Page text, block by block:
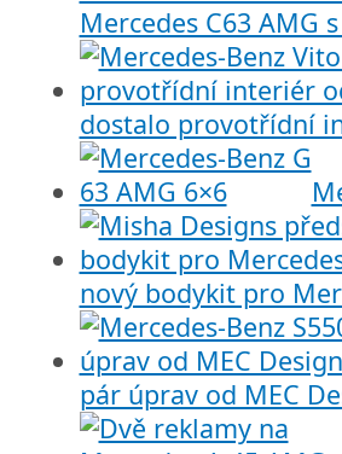
Mercedes C63 AMG
dostalo provotřídní
nový bodykit pro
pár úprav od MEC